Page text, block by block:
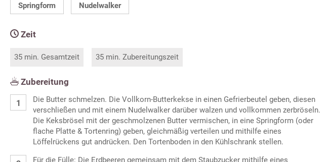
Springform Nudelwalker
Zeit
35 min. Gesamtzeit 35 min. Zubereitungszeit
Zubereitung
Die Butter schmelzen. Die Vollkorn-Butterkekse in einen Gefrierbeutel geben, diesen
verschließen und mit einem Nudelwalker darüber walzen und vollkommen zerbröseln.
Die Keksbrösel mit der geschmolzenen Butter vermischen, in eine Springform (oder
flache Platte & Tortenring) geben, gleichmäßig verteilen und mithilfe eines
Löffelrückens gut andrücken. Den Tortenboden in den Kühlschrank stellen.
Für die Fülle: Die Erdbeeren gemeinsam mit dem Staubzucker mithilfe eines